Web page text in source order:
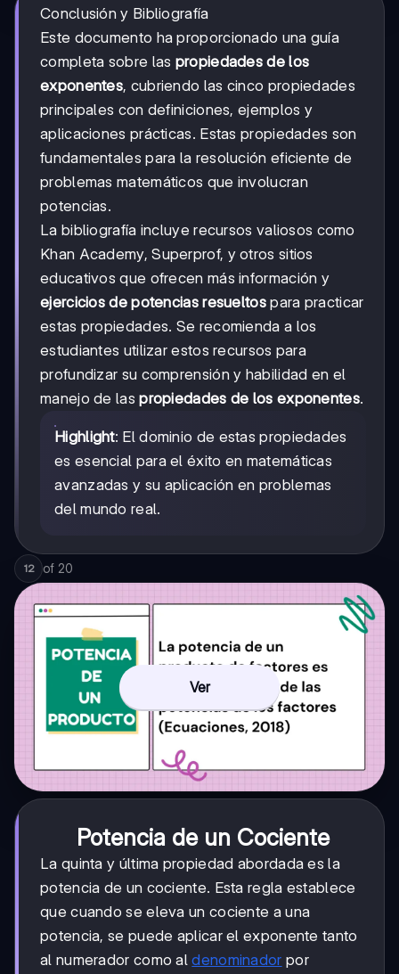
Conclusión y Bibliografía
Este documento ha proporcionado una guía
completa sobre las propiedades de los
exponentes, cubriendo las cinco propiedades
principales con definiciones, ejemplos y
aplicaciones prácticas. Estas propiedades son
fundamentales para la resolución eficiente de
problemas matemáticos que involucran
potencias.
La bibliografía incluye recursos valiosos como
Khan Academy, Superprof, y otros sitios
educativos que ofrecen más información y
ejercicios de potencias resueltospara practicar
estas propiedades. Se recomienda a los
estudiantes utilizar estos recursos para
profundizar su comprensión y habilidad en el
manejo de laspropiedades de los exponentes.
Highlight: El dominio de estas propiedades
es esencial para el éxito en matemáticas
avanzadas y su aplicación en problemas
del mundo real.
12 of 20
Ver
Potencia de un Cociente
La quinta y última propiedad abordada es la
potencia de un cociente. Esta regla establece
que cuando se eleva un cociente a una
potencia, se puede aplicar el exponente tanto
al numerador como aldenominador por